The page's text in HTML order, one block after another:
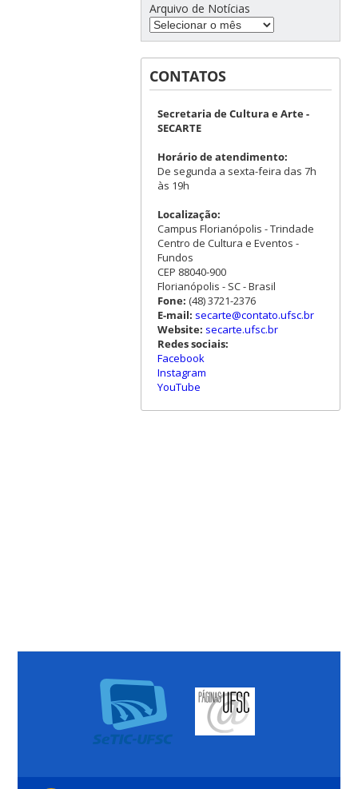
Arquivo de Notícias
CONTATOS
Secretaria de Cultura e Arte -
SECARTE
Horário de atendimento:
De segunda a sexta-feira das 7h
às 19h
Localização:
Campus Florianópolis - Trindade
Centro de Cultura e Eventos -
Fundos
CEP 88040-900
Florianópolis - SC - Brasil
Fone: (48) 3721-2376
E-mail: secarte@contato.ufsc.br
Website: secarte.ufsc.br
Redes sociais:
Facebook
Instagram
YouTube